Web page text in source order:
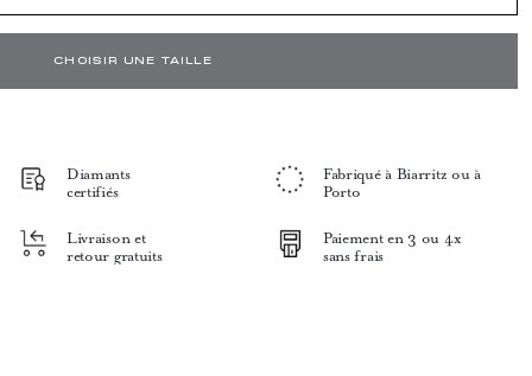
CHOISIR UNE TAILLE
Diamants
certifiés
Fabriqué à Biarritz ou à
Porto
Livraison et
retour gratuits
Paiement en 3 ou 4x
sans frais